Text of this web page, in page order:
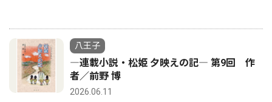
八王子
―連載小説・松姫 夕映えの記― 第9回 作
者／前野 博
2026.06.11